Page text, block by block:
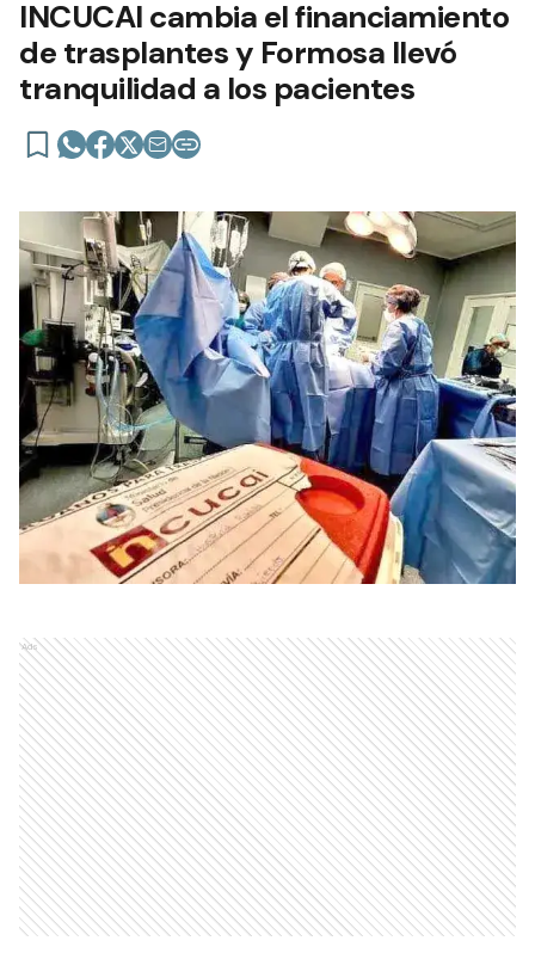
INCUCAI cambia el financiamiento
de trasplantes y Formosa llevó
tranquilidad a los pacientes
Ads